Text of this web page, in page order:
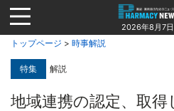
Jump
to
navigation
2026年8月7日
トップページ > 時事解説
特集 解説
地域連携の認定、取得